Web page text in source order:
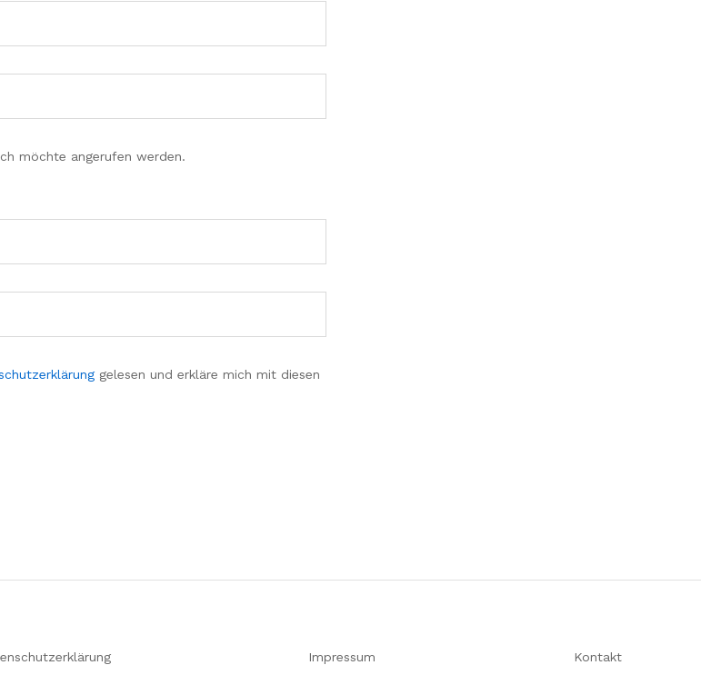
möchte angerufen werden.
gelesen und erkläre mich mit diesen
Impressum Kontakt